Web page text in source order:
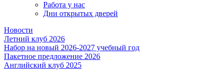
Работа у нас
Дни открытых дверей
Новости
Летний клуб 2026
Набор на новый 2026-2027 учебный год
Пакетное предложение 2026
Английский клуб 2025